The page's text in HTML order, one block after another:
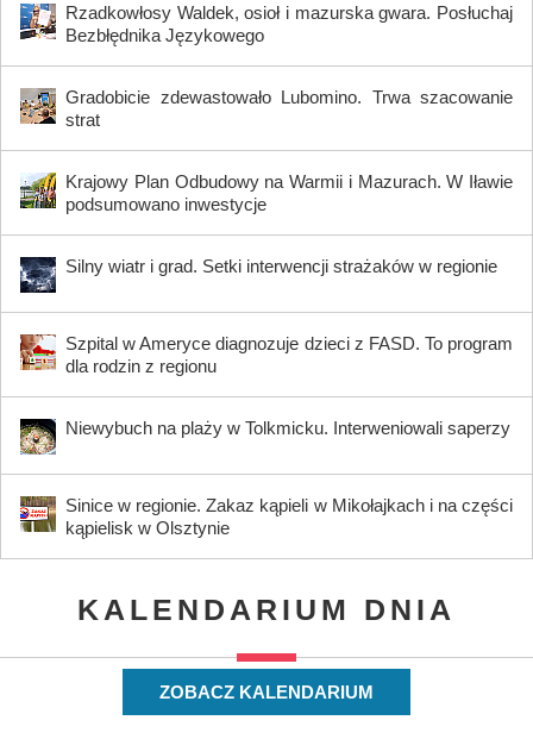
Rzadkowłosy Waldek, osioł i mazurska gwara. Posłuchaj
Bezbłędnika Językowego
Gradobicie zdewastowało Lubomino. Trwa szacowanie
strat
Krajowy Plan Odbudowy na Warmii i Mazurach. W Iławie
podsumowano inwestycje
Silny wiatr i grad. Setki interwencji strażaków w regionie
Szpital w Ameryce diagnozuje dzieci z FASD. To program
dla rodzin z regionu
Niewybuch na plaży w Tolkmicku. Interweniowali saperzy
Sinice w regionie. Zakaz kąpieli w Mikołajkach i na części
kąpielisk w Olsztynie
KALENDARIUM DNIA
ZOBACZ KALENDARIUM